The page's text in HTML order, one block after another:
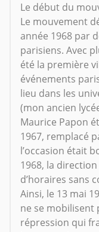
Le début du
Le mouvement
année 1968 par
parisiens. Avec
été la première
événements
lieu dans les
(mon ancien
Maurice Papon
1967, remplacé
l’occasion était
1968, la
d’horaires sans
Ainsi, le 13 mai
ne se mobilisent
répression qui